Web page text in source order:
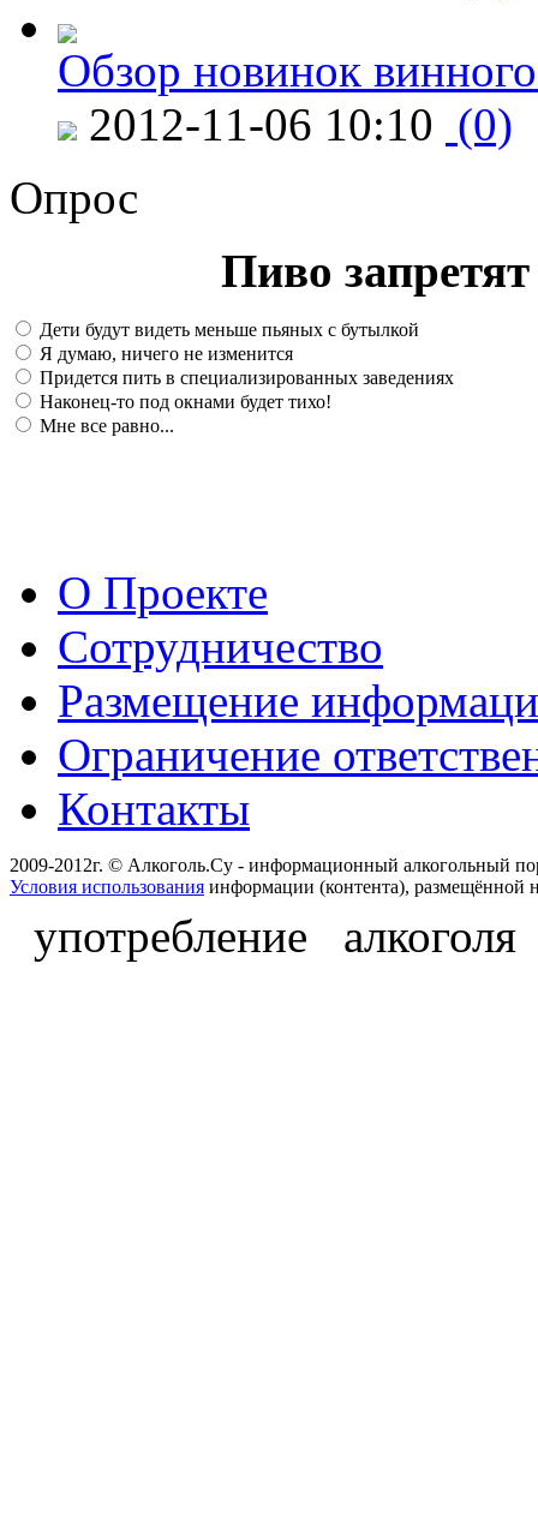
Обзор новинок
2012-11-06 10:10 (0)
Опрос
Пиво
Дети будут видеть меньше пьяных с бутылкой
Я думаю, ничего не изменится
Придется пить в специализированных заведениях
Наконец-то под окнами будет тихо!
Мне все равно...
О Проекте
Сотрудничество
Размещение
Ограничение
Контакты
2009-2012г. © Алкоголь.Су - информационный алкогольный
Условия использования информации (контента), размещённой
употребление